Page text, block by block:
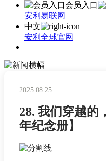
会员入口
安利易联网
中文
安利全球官网
2025.08.25
28. 我们穿越的
年纪念册】